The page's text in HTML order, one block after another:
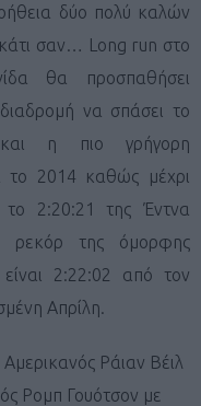
δύο πολύ καλών
σαν… Long run στο
θα προσπαθήσει
να σπάσει το
η πιο γρήγορη
το 2014 καθώς μέχρι
2:20:21 της Έντνα
ρεκόρ της όμορφης
2:22:02 από τον
Απρίλη.
Ράιαν Βέιλ
Ρομπ Γουότσον με